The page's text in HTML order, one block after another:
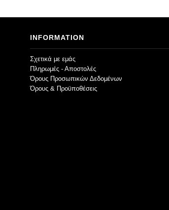
INFORMATION
Σχετικά με εμάς
Πληρωμές - Αποστολές
Όρους Προσωπικών Δεδομένων
Όρους & Προϋποθέσεις